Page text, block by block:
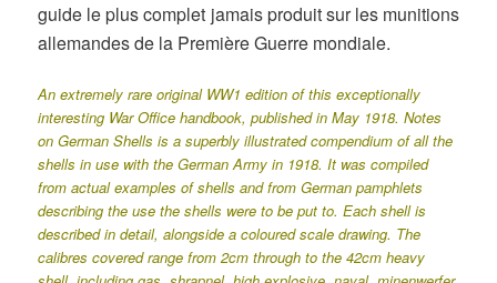
guide le plus complet jamais produit sur les munitions
allemandes de la Première Guerre mondiale.
An extremely rare original WW1 edition of this exceptionally
interesting War Office handbook, published in May 1918. Notes
on German Shells is a superbly illustrated compendium of all the
shells in use with the German Army in 1918. It was compiled
from actual examples of shells and from German pamphlets
describing the use the shells were to be put to. Each shell is
described in detail, alongside a coloured scale drawing. The
calibres covered range from 2cm through to the 42cm heavy